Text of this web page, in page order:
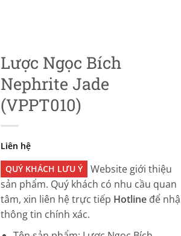
Lược Ngọc Bích
Nephrite Jade
(VPPT010)
Liên hệ
QUÝ KHÁCH LƯU Ý
Website giới thiệu
sản phẩm. Quý khách có nhu cầu quan
tâm, xin liên hệ trực tiếp Hotline để
thông tin chính xác.